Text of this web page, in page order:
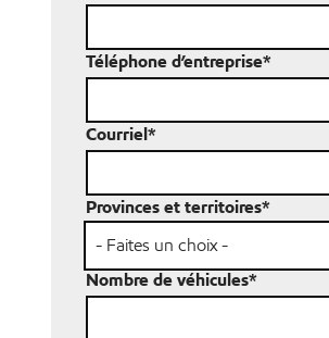
Téléphone d’entreprise*
Courriel*
Provinces et territoires*
Nombre de véhicules*